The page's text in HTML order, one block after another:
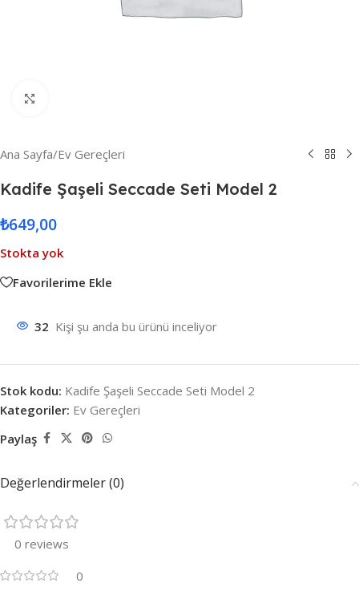
Ana Sayfa/Ev Gereçleri
Kadife Şaşeli Seccade Seti Model 2
₺649,00
Stokta yok
Favorilerime Ekle
32 Kişi şu anda bu ürünü inceliyor
Stok kodu: Kadife Şaşeli Seccade Seti Model 2
Kategoriler: Ev Gereçleri
Paylaş
Değerlendirmeler (0)
0 reviews
0